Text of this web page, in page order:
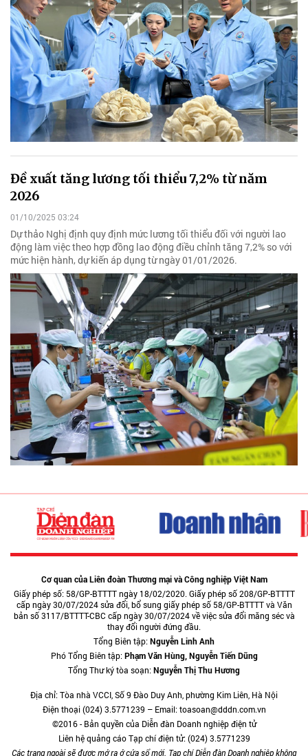
Đề xuất tăng lương tối thiểu 7,2% từ năm
2026
01/10/2025 03:24
Dự thảo Nghị định quy định mức lương tối thiểu đối với người lao
động làm việc theo hợp đồng lao động điều chỉnh tăng 7,2% so với
mức hiện hành, dự kiến áp dụng từ ngày 01/01/2026.
Cơ quan của Liên đoàn Thương mại và Công nghiệp Việt Nam
Giấy phép số: 58/GP-BTTTT ngày 18/02/2020. Giấy phép số 208/GP-BTTTT
cấp ngày 30/07/2024 sửa đổi, bổ sung giấy phép số 58/GP-BTTTT và Văn
bản số 3117/BTTTT-CBC cấp ngày 30/07/2024 về việc sửa đổi măng séc và
thay đổi người đứng đầu.
Tổng Biên tập:Nguyễn Linh Anh
Phó Tổng Biên tập:Phạm Văn Hùng, Nguyễn Tiến Dũng
Tổng Thư ký tòa soạn:Nguyễn Thị Thu Hương
Địa chỉ: Tòa nhà VCCI, Số 9 Đào Duy Anh, phường Kim Liên, Hà Nội
Điện thoại (024) 3.5771239 – Email: toasoan@dddn.com.vn
©2016 - Bản quyền của Diễn đàn Doanh nghiệp điện tử
Liên hệ quảng cáo Tạp chí điện tử: (024) 3.5771239
Các trang ngoài sẽ được mở ra ở cửa sổ mới. Tạp chí Diễn đàn Doanh nghiệp không